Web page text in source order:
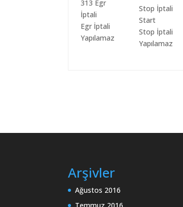
Egr İptali
Yapılamaz
Start
Stop İptali
Yapılamaz
Arşivler
Ağustos 2016
Temmuz 2016